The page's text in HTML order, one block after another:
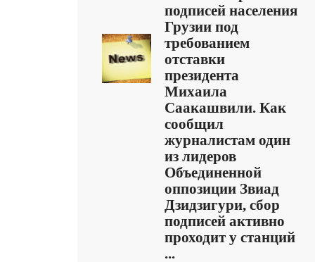
подписей населения
Грузии под
требованием
отставки
президента
Михаила
Саакашвили. Как
сообщил
журналистам один
из лидеров
Объединенной
оппозиции Звиад
Дзидзигури, сбор
подписей активно
проходит у станций
...